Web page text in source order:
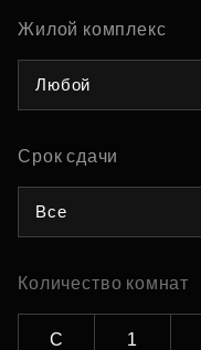
Жилой комплекс
Любой
Срок сдачи
Все
Количество комнат
С 1